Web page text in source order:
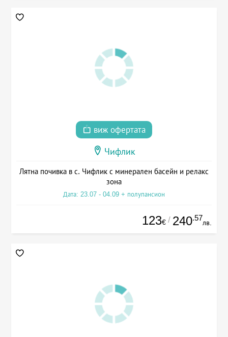
виж офертата
Чифлик
Лятна почивка в с. Чифлик с минерален басейн и релакс
зона
Дата: 23.07 - 04.09 + полупансион
123€ / 240.57
лв.